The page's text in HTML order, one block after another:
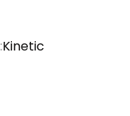
Kinetic